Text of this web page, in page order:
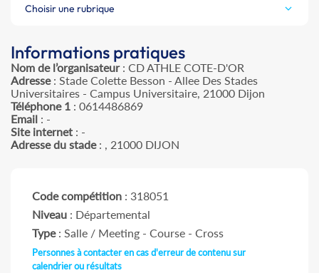
Choisir une rubrique
Informations pratiques
Nom de l’organisateur: CD ATHLE COTE-D'OR
Adresse: Stade Colette Besson - Allee Des Stades
Universitaires - Campus Universitaire, 21000 Dijon
Téléphone 1 : 0614486869
Email : -
Site internet : -
Adresse du stade: , 21000 DIJON
Code compétition : 318051
Niveau : Départemental
Type: Salle / Meeting - Course - Cross
Personnes à contacter en cas d'erreur de contenu sur
calendrier ou résultats